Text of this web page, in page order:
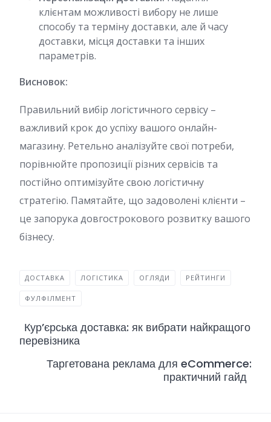
клієнтам можливості вибору не лише
способу та терміну доставки, але й часу
доставки, місця доставки та інших
параметрів.
Висновок:
Правильний вибір логістичного сервісу –
важливий крок до успіху вашого онлайн-
магазину. Ретельно аналізуйте свої потреби,
порівнюйте пропозиції різних сервісів та
постійно оптимізуйте свою логістичну
стратегію. Памятайте, що задоволені клієнти –
це запорука довгострокового розвитку вашого
бізнесу.
ДОСТАВКА ЛОГІСТИКА ОГЛЯДИ РЕЙТИНГИ
ФУЛФІЛМЕНТ
Кур’єрська доставка: як вибрати найкращого
перевізника
Таргетована реклама для eCommerce:
практичний гайд